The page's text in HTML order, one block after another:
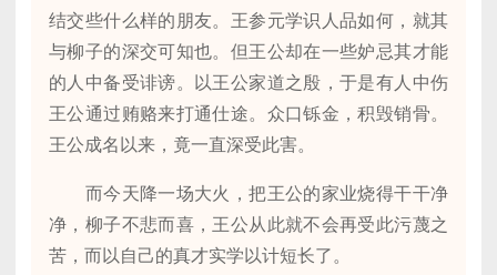
结交些什么样的朋友。王参元学识人品如何，就其
与柳子的深交可知也。但王公却在一些妒忌其才能
的人中备受诽谤。以王公家道之殷，于是有人中伤
王公通过贿赂来打通仕途。众口铄金，积毁销骨。
王公成名以来，竟一直深受此害。
而今天降一场大火，把王公的家业烧得干干净
净，柳子不悲而喜，王公从此就不会再受此污蔑之
苦，而以自己的真才实学以计短长了。